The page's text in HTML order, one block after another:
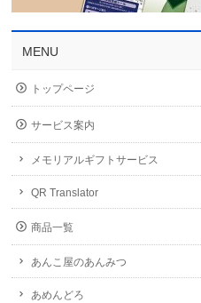
MENU
トップページ
サービス案内
メモリアルギフトサービス
QR Translator
商品一覧
あんこ屋のあんみつ
あめんどろ